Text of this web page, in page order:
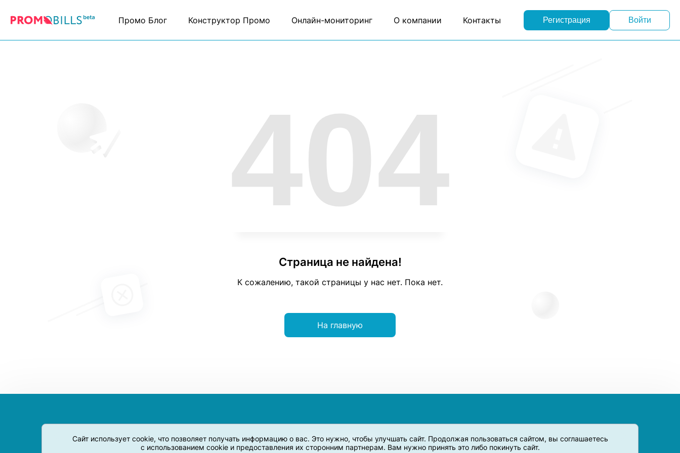
Сайт использует cookie, что позволяет получать информацию о вас. Это нужно, чтобы улучшать сайт. Продолжая пользоваться сайтом, вы соглашаетесь
с использованием cookie и предоставления их сторонним партнерам. Вам нужно принять это либо покинуть сайт.
Промо Блог Конструктор Промо Онлайн-мониторинг О компании Контакты Регистрация Войти
404
Страница не найдена!
К сожалению, такой страницы у нас нет. Пока нет.
На главную